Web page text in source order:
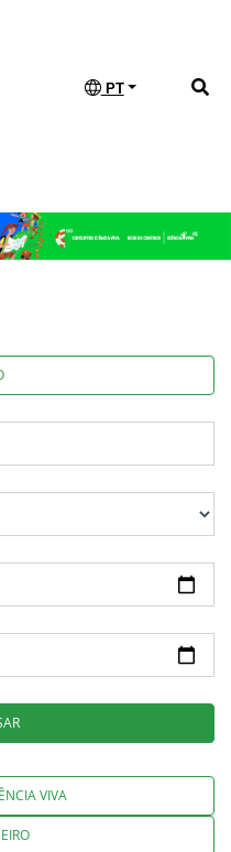
PT
VIVA